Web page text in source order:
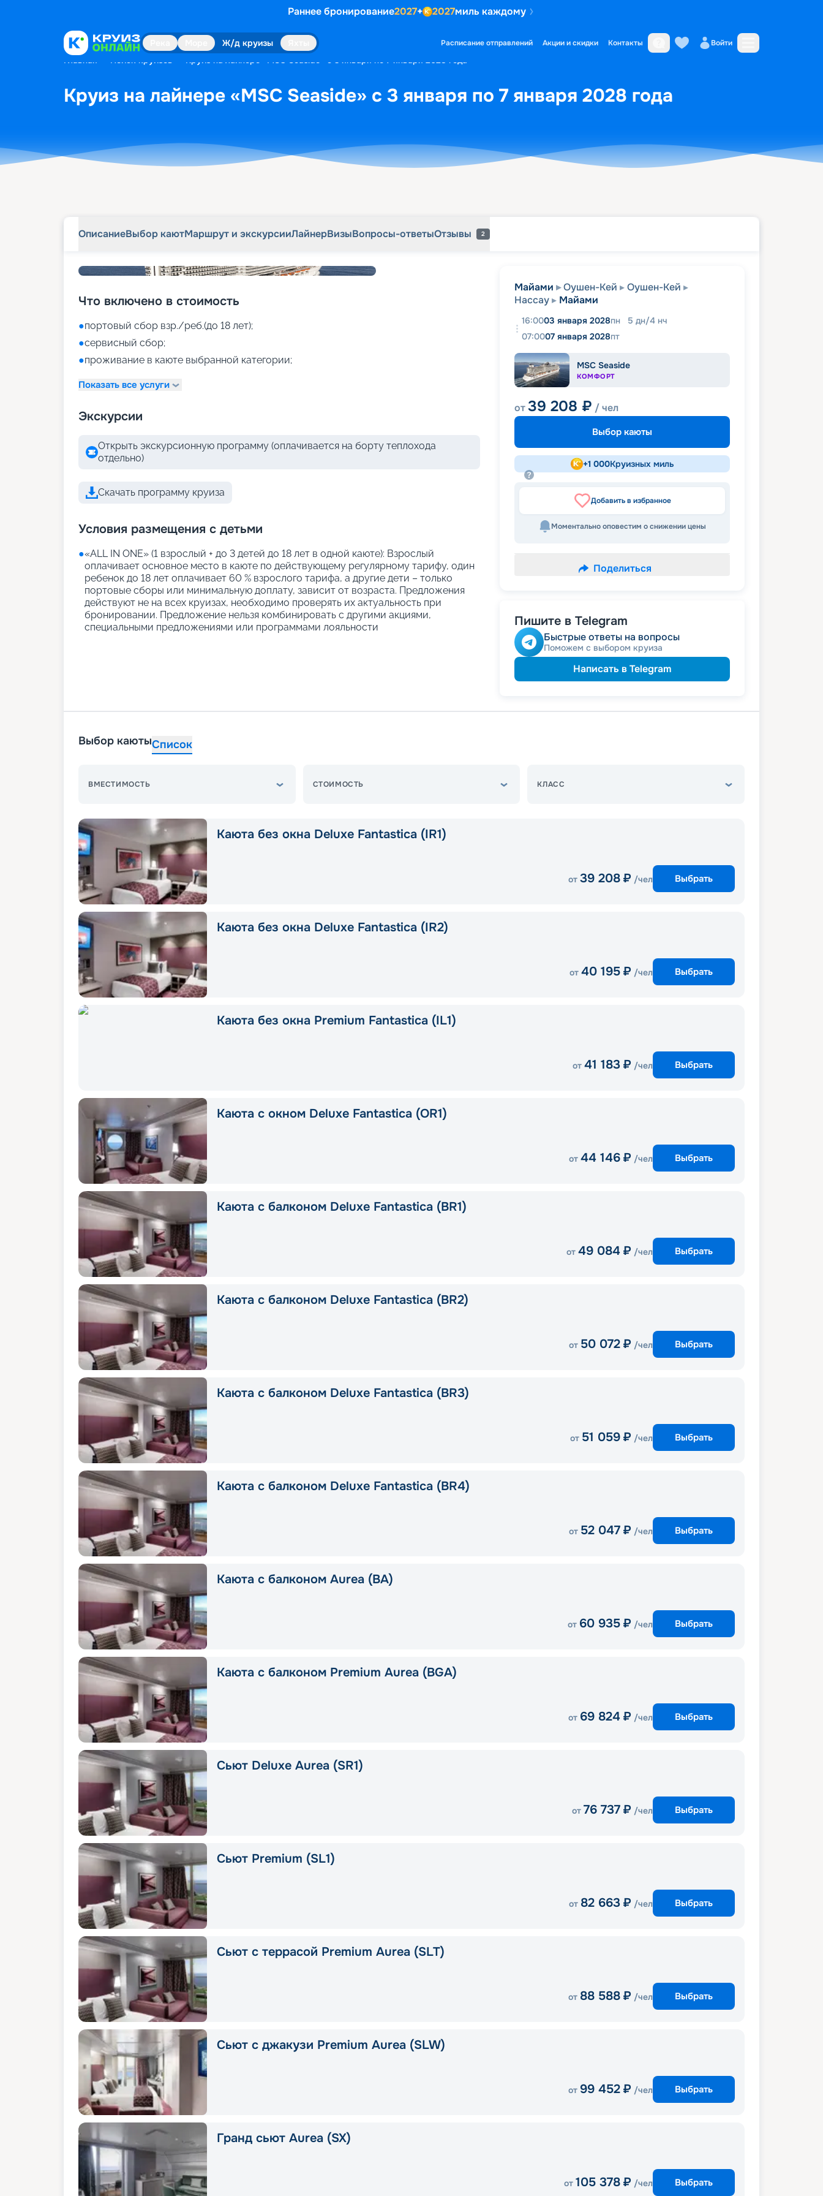
Раннее бронирование2027+ 2027миль каждому
Ж/д круизы Расписание отправлений Акции и скидки Контакты Войти
Главная Поиск круизов Круиз на лайнере «MSC Seaside» с 3 января по 7 января 2028 года
Круиз на лайнере «MSC Seaside» с 3 января по 7 января 2028 года
ОписаниеВыбор каютМаршрут и экскурсииЛайнерВизыВопросы-ответыОтзывы 2
Что включено в стоимость
●портовый сбор взр./реб.(до 18 лет);
●сервисный сбор;
●проживание в каюте выбранной категории;
Показать все услуги
Экскурсии
Открыть экскурсионную программу (оплачивается на борту теплохода
отдельно)
Скачать программу круиза
Условия размещения с детьми
●«АLL IN ONE» (1 взрослый + до 3 детей до 18 лет в одной каюте): Взрослый
оплачивает основное место в каюте по действующему регулярному тарифу, один
ребенок до 18 лет оплачивает 60 % взрослого тарифа, а другие дети – только
портовые сборы или минимальную доплату, зависит от возраста. Предложения
действуют не на всех круизах, необходимо проверять их актуальность при
бронировании. Предложение нельзя комбинировать с другими акциями,
специальными предложениями или программами лояльности
Майами Оушен-Кей
Оушен-Кей
Нассау
Майами
16:0003 января 2028пн 5 дн/4 нч
07:0007 января 2028пт
MSC Seaside
КОМФОРТ
от39 208 ₽ / чел
Выбор каюты
+1 000Круизных миль
Добавить в избранное
Моментально оповестим о снижении цены
Поделиться
Пишите в Telegram
Быстрые ответы на вопросы
Поможем с выбором круиза
Написать в Telegram
Выбор каютыСписок
ВМЕСТИМОСТЬ СТОИМОСТЬ КЛАСС
Каюта без окна Deluxe Fantastica (IR1)
от 39 208 ₽ /чел Выбрать
Каюта без окна Deluxe Fantastica (IR2)
от 40 195 ₽ /чел Выбрать
Каюта без окна Premium Fantastica (IL1)
от 41 183 ₽ /чел Выбрать
Каюта с окном Deluxe Fantastica (OR1)
от 44 146 ₽ /чел Выбрать
Каюта с балконом Deluxe Fantastica (BR1)
от 49 084 ₽ /чел Выбрать
Каюта с балконом Deluxe Fantastica (BR2)
от 50 072 ₽ /чел Выбрать
Каюта с балконом Deluxe Fantastica (BR3)
от 51 059 ₽ /чел Выбрать
Каюта с балконом Deluxe Fantastica (BR4)
от 52 047 ₽ /чел Выбрать
Каюта с балконом Aurea (BA)
от 60 935 ₽ /чел Выбрать
Каюта с балконом Premium Aurea (BGA)
от 69 824 ₽ /чел Выбрать
Сьют Deluxe Aurea (SR1)
от 76 737 ₽ /чел Выбрать
Сьют Premium (SL1)
от 82 663 ₽ /чел Выбрать
Сьют с террасой Premium Aurea (SLT)
от 88 588 ₽ /чел Выбрать
Сьют с джакузи Premium Aurea (SLW)
от 99 452 ₽ /чел Выбрать
Гранд сьют Aurea (SX)
от 105 378 ₽ /чел Выбрать